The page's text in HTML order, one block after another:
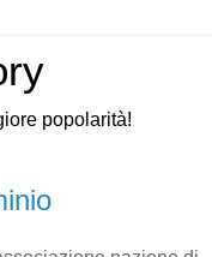
popolarità!